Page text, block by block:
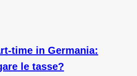
time in Germania:
le tasse?